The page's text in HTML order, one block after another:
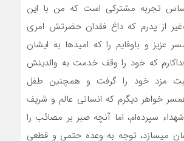
اساس تجربه مشترکی است که من با این
به‌غیر از پدرم که داغ فقدان حضرتش امری
عزیز و باوفایم را که امیدها به ایشان
که خود را وقف خدمت به والدینش
مزد خود را گرفت و همچنین طفل
خواهر دیگرم که انسانی عالم و شریف
شهداء سپرده‌ام، اما آنچه صبر بر مصائب را
میسازد، توجه به وعده حتمی و قطعی